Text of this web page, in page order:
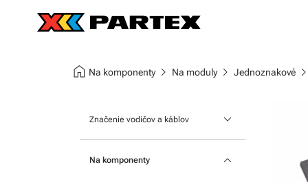
home Na komponentychevron_right Na modulychevron_right Jednoznakové chevron_right
Značenie vodičov a káblov keyboard_arrow_down
Na komponenty keyboard_arrow_down